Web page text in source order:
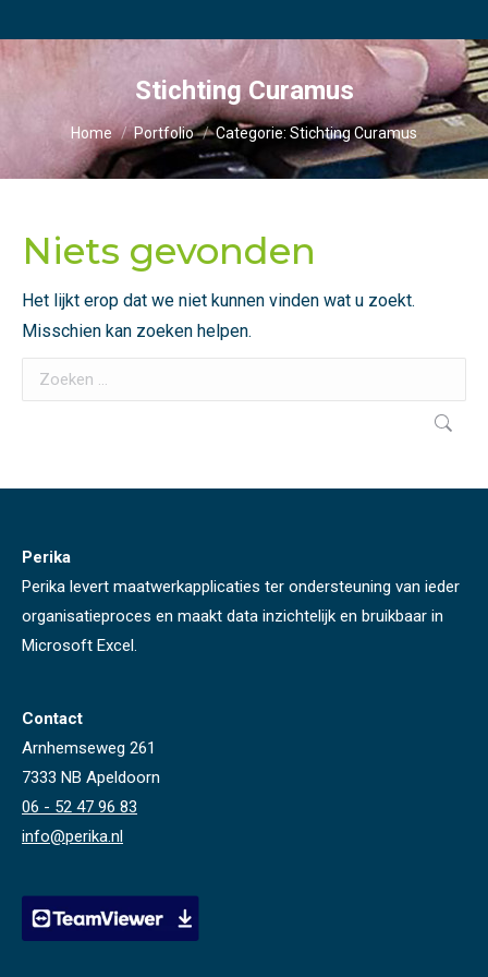
Stichting Curamus
Je bent hier:
Home Portfolio Categorie: Stichting Curamus
Niets gevonden
Het lijkt erop dat we niet kunnen vinden wat u zoekt.
Misschien kan zoeken helpen.
Search:
Perika
Perika levert maatwerkapplicaties ter ondersteuning van ieder
organisatieproces en maakt data inzichtelijk en bruikbaar in
Microsoft Excel.
Contact
Arnhemseweg 261
7333 NB Apeldoorn
06 - 52 47 96 83
info@perika.nl